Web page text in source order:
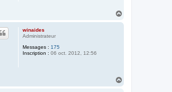
winaides
Administrateur
Messages : 175
Inscription : 06 oct. 2012, 12:56